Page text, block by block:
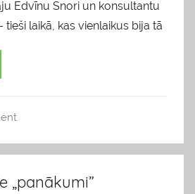
Edvīnu Šnori un konsultantu
tieši laikā, kas vienlaikus bija tā
„panākumi”